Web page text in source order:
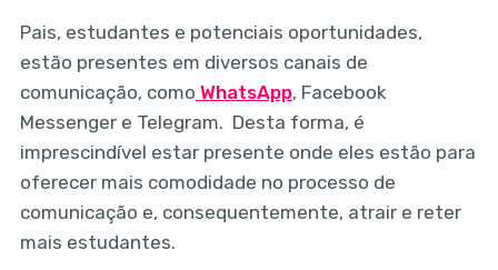
Pais, estudantes e potenciais oportunidades,
estão presentes em diversos canais de
comunicação, como WhatsApp, Facebook
Messenger e Telegram. Desta forma, é
imprescindível estar presente onde eles estão para
oferecer mais comodidade no processo de
comunicação e, consequentemente, atrair e reter
mais estudantes.